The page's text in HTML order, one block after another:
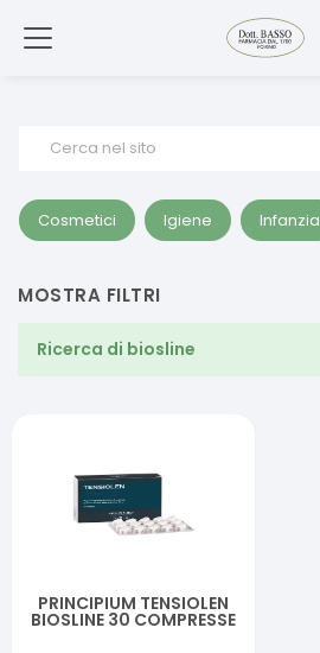
Cerca nel sito
Cosmetici Igiene Infanzia
MOSTRA FILTRI
Ricerca di biosline
PRINCIPIUM TENSIOLEN
BIOSLINE 30 COMPRESSE